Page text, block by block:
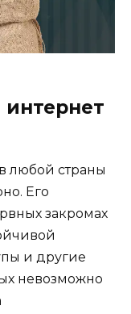
интернет
любой страны
Его
закромах
и другие
невозможно